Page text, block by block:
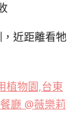
近距離看牠